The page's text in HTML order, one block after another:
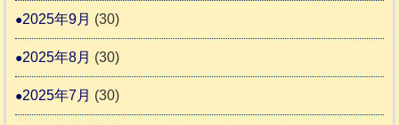
2025年9月 (30)
2025年8月 (30)
2025年7月 (30)